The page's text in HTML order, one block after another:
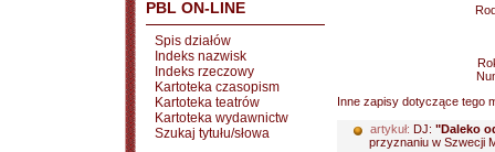
PBL ON-LINE
Spis działów
Indeks nazwisk
Indeks rzeczowy
Kartoteka czasopism
Kartoteka teatrów
Kartoteka wydawnictw
Szukaj tytułu/słowa
Inne zapisy dotyczące tego
artykuł: DJ: "Daleko
przyznaniu w Szwecji